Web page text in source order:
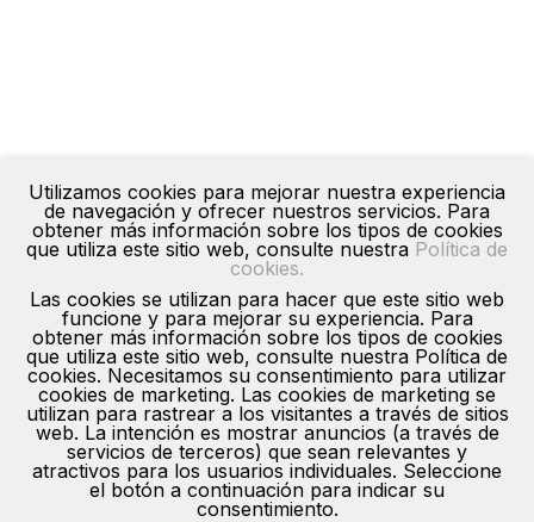
Utilizamos cookies para mejorar nuestra experiencia
de navegación y ofrecer nuestros servicios. Para
obtener más información sobre los tipos de cookies
que utiliza este sitio web, consulte nuestra Política de
cookies.
Las cookies se utilizan para hacer que este sitio web
funcione y para mejorar su experiencia. Para
obtener más información sobre los tipos de cookies
que utiliza este sitio web, consulte nuestra Política de
cookies. Necesitamos su consentimiento para utilizar
cookies de marketing. Las cookies de marketing se
utilizan para rastrear a los visitantes a través de sitios
web. La intención es mostrar anuncios (a través de
servicios de terceros) que sean relevantes y
atractivos para los usuarios individuales. Seleccione
el botón a continuación para indicar su
consentimiento.